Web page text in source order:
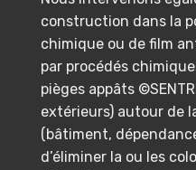
construction dans la
chimique ou de film
par procédés
pièges appâts
extérieurs) autour de
(bâtiment,
d’éliminer la ou les